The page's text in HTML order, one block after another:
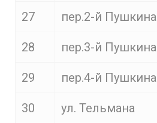
27 пер.2-й Пушкина
28 пер.3-й Пушкина
29 пер.4-й Пушкина
30 ул. Тельмана